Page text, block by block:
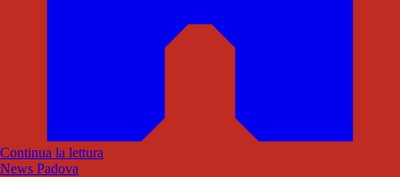
Continua la lettura
News Padova